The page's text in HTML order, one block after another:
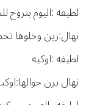
لطيفه :اليوم
نهال:زين وخلوها
لطيفه :اوكيه
نهال يرن